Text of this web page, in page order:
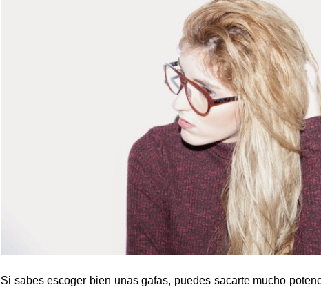
Si sabes escoger bien unas gafas, puedes sacarte mucho